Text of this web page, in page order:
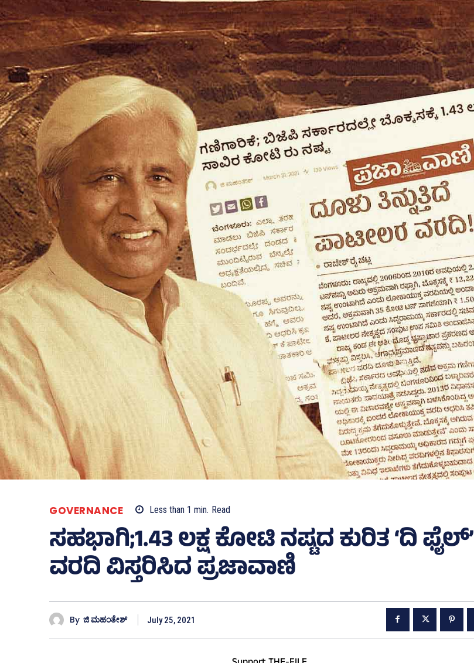
GOVERNANCE Less than 1 min. Read
ಸಹಭಾಗಿ;1.43 ಲಕ್ಷ ಕೋಟಿ ನಷ್ಟದ ಕುರಿತ ‘ದಿ ಫೈಲ್’
ವರದಿ ವಿಸ್ತರಿಸಿದ ಪ್ರಜಾವಾಣಿ
By ಜಿ ಮಹಂತೇಶ್ July 25, 2021